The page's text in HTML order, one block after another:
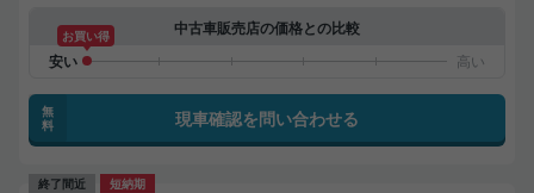
中古車販売店の価格との比較
お買い得
無
料
現車確認を問い合わせる
終了間近 短納期